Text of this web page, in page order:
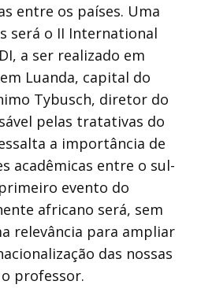
entre os países. Uma
será o II International
a ser realizado em
Luanda, capital do
Tybusch, diretor do
pelas tratativas do
a importância de
acadêmicas entre o sul-
evento do
africano será, sem
relevância para ampliar
das nossas
professor.